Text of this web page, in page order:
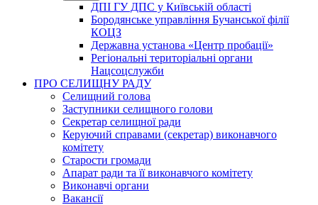
ДПІ ГУ ДПС у Київській області
Бородянське управління Бучанської філії
КОЦЗ
Державна установа «Центр пробації»
Регіональні територіальні органи
Нацсоцслужби
ПРО СЕЛИЩНУ РАДУ
Селищний голова
Заступники селищного голови
Секретар селищної ради
Керуючий справами (секретар) виконавчого
комітету
Старости громади
Апарат ради та її виконавчого комітету
Виконавчі органи
Вакансії